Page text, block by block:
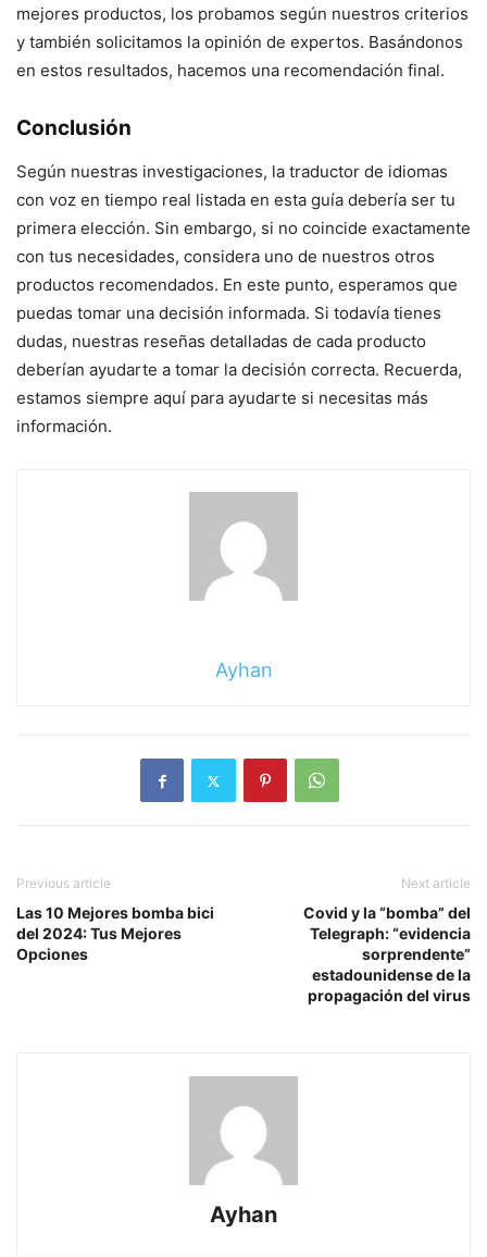
mejores productos, los probamos según nuestros criterios
y también solicitamos la opinión de expertos. Basándonos
en estos resultados, hacemos una recomendación final.
Conclusión
Según nuestras investigaciones, la traductor de idiomas
con voz en tiempo real listada en esta guía debería ser tu
primera elección. Sin embargo, si no coincide exactamente
con tus necesidades, considera uno de nuestros otros
productos recomendados. En este punto, esperamos que
puedas tomar una decisión informada. Si todavía tienes
dudas, nuestras reseñas detalladas de cada producto
deberían ayudarte a tomar la decisión correcta. Recuerda,
estamos siempre aquí para ayudarte si necesitas más
información.
Ayhan
Previous article
Las 10 Mejores bomba bici
del 2024: Tus Mejores
Opciones
Next article
Covid y la “bomba” del
Telegraph: “evidencia
sorprendente”
estadounidense de la
propagación del virus
Ayhan